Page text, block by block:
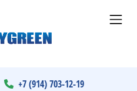
+7 (914) 703-12-19